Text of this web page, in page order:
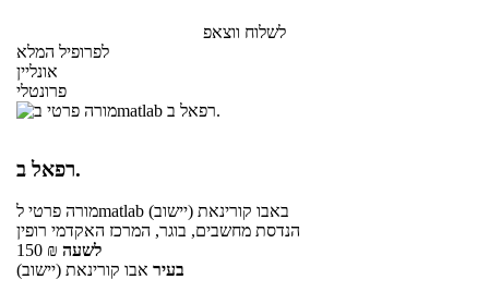
לשלוח ווצאפ
לפרופיל המלא
אונליין
פרונטלי
רפאל ב.
מורה פרטילmatlab באבו קורינאת (יישוב)
הנדסת מחשבים, בוגר, המרכז האקדמי רופין
150 ₪ לשעה
בעיר אבו קורינאת (יישוב)